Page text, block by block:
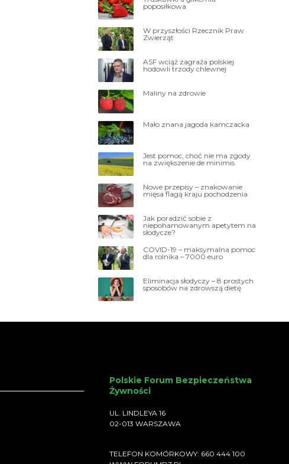
poposiłkowa
W przyszłości Rzecznik Praw
Zwierząt
ASF wciąż zagraża polskiej
hodowli trzody chlewnej
Maliny na zdrowie
Mało znana jagoda kamczacka
Jest pomoc, choć nie ma zgody
na zwiększenie de minimis
Nowe przepisy – znakowanie
mięsa flagą kraju pochodzenia
Jak poradzić sobie z
niepohamowanym apetytem na
słodycze?
COVID-19 – maksymalna pomoc
dla rolnika – 7000 euro
Eliminacja słodyczy – 8 prostych
sposobów na zdrowszą dietę
Polskie Forum Bezpieczeństwa
Żywności
UL. LINDLEYA 16
02-013 WARSZAWA
TELEFON KOMÓRKOWY: 660 444 100